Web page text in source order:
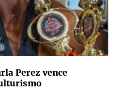
Perez vence